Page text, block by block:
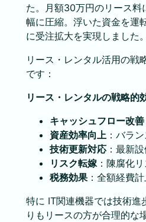
た。月額30万円のリース料
幅に圧縮。浮いた資金を運
に受注拡大を実現しました。
リース・レンタル活用の戦
です：
リース・レンタルの戦略的
キャッシュフロー改善
資産効率向上 ：バラ
技術更新対応：最新
リスク転嫁：陳腐化
税務効果：全額経費
特に IT関連機器では技術進
りもリースの方が合理的な